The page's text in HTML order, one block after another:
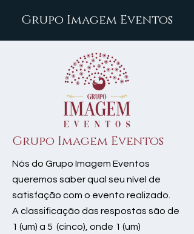
Grupo Imagem Eventos
Grupo Imagem Eventos
Nós do Grupo Imagem Eventos
queremos saber qual seu nível de
satisfação com o evento realizado.
A classificação das respostas são de
1 (um) a 5 (cinco), onde 1 (um)